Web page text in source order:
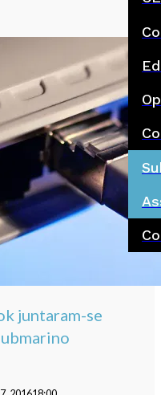
juntaram-se